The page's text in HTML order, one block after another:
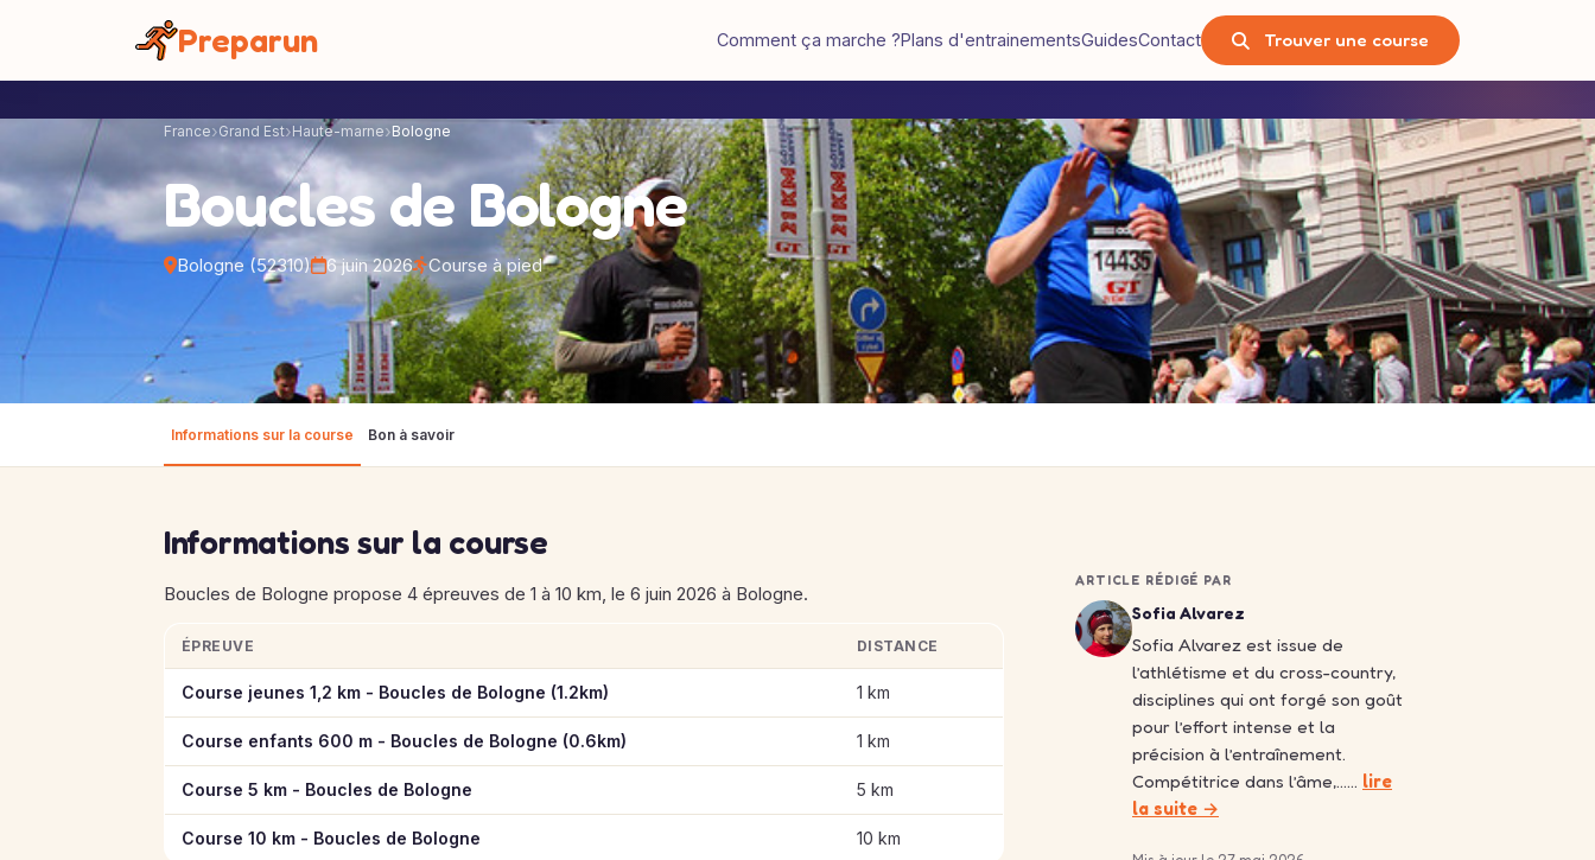
Preparun Comment ça marche ?Plans d'entrainementsGuidesContact Trouver une course
France Grand Est Haute-marne Bologne
Boucles de Bologne
Bologne (52310) 6 juin 2026 Course à pied
Informations sur la course Bon à savoir
Informations sur la course
Boucles de Bologne propose 4 épreuves de 1 à 10 km, le 6 juin 2026 à Bologne.
Informations clés des épreuves de Boucles de Bologne
ÉPREUVE DISTANCE
Course jeunes 1,2 km - Boucles de Bologne (1.2km) 1 km
Course enfants 600 m - Boucles de Bologne (0.6km) 1 km
Course 5 km - Boucles de Bologne 5 km
Course 10 km - Boucles de Bologne 10 km
ARTICLE RÉDIGÉ PAR
Sofia Alvarez
Sofia Alvarez est issue de
l’athlétisme et du cross-country,
disciplines qui ont forgé son goût
pour l’effort intense et la
précision à l’entraînement.
Compétitrice dans l’âme,…… lire
la suite →